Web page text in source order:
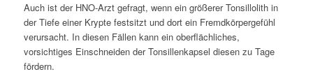
Auch ist der HNO-Arzt gefragt, wenn ein größerer Tonsillolith in
der Tiefe einer Krypte festsitzt und dort ein Fremdkörpergefühl
verursacht. In diesen Fällen kann ein oberflächliches,
vorsichtiges Einschneiden der Tonsillenkapsel diesen zu Tage
fördern.